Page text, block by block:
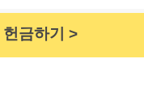
헌금하기 >